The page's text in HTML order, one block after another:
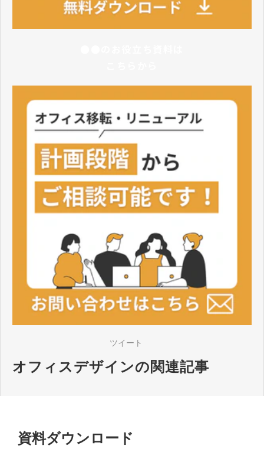
ツイート
オフィスデザインの関連記事
資料ダウンロード